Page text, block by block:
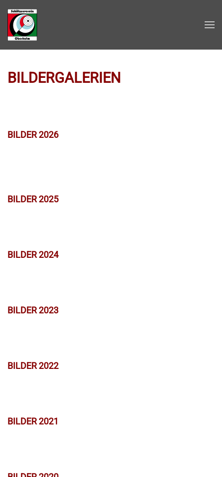
Zum Hauptinhalt springen
BILDERGALERIEN
BILDER 2026
BILDER 2025
BILDER 2024
BILDER 2023
BILDER 2022
BILDER 2021